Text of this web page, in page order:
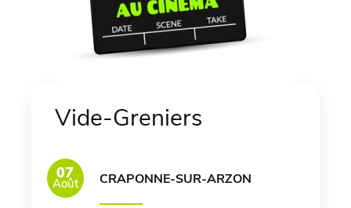
Vide-Greniers
07
Août CRAPONNE-SUR-ARZON